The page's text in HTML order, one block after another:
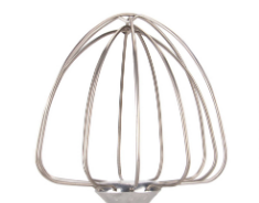
Statii de calcat
Aparate de masaj
Aparate de ras electrice
Aparate de tuns
Aparate faciale
Aspiratoare